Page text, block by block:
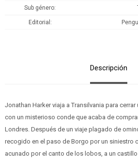
Sub género
Editorial
Descripción
Jonathan Harker viaja a Transilvania para
con un misterioso conde que acaba de
Londres. Después de un viaje plagado de
recogido en el paso de Borgo por un siniestro
acunado por el canto de los lobos, a un castillo